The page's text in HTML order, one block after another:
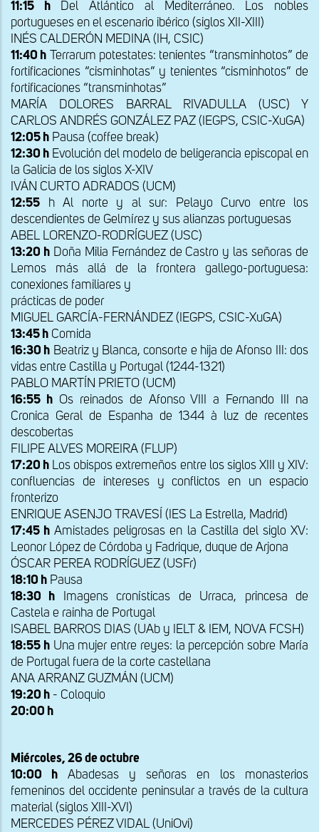
11:15 hDel Atlántico al Mediterráneo. Los nobles
portugueses en el escenario ibérico (siglos XII-XIII)
INÉS CALDERÓN MEDINA (IH, CSIC)
11:40 h Terrarum potestates: tenientes “transminhotos” de
fortificaciones “cisminhotas” y tenientes “cisminhotos” de
fortificaciones “transminhotas”
MARÍA DOLORES BARRAL RIVADULLA (USC) Y
CARLOS ANDRÉS GONZÁLEZ PAZ (IEGPS, CSIC-XuGA)
12:05 h Pausa (coffee break)
12:30 h Evolución del modelo de beligerancia episcopal en
la Galicia de los siglos X-XIV
IVÁN CURTO ADRADOS (UCM)
12:55 h Al norte y al sur: Pelayo Curvo entre los
descendientes de Gelmírez y sus alianzas portuguesas
ABEL LORENZO-RODRÍGUEZ (USC)
13:20 hDoña Milia Fernández de Castro y las señoras de
Lemos más allá de la frontera gallego-portuguesa:
conexiones familiares y
prácticas de poder
MIGUEL GARCÍA-FERNÁNDEZ (IEGPS, CSIC-XuGA)
13:45 h Comida
16:30 h Beatriz y Blanca, consorte e hija de Afonso III: dos
vidas entre Castilla y Portugal (1244-1321)
PABLO MARTÍN PRIETO (UCM)
16:55 hOs reinados de Afonso VIII a Fernando III na
Cronica Geral de Espanha de 1344 à luz de recentes
descobertas
FILIPE ALVES MOREIRA (FLUP)
17:20 h Los obispos extremeños entre los siglos XIII y XIV:
confluencias de intereses y conflictos en un espacio
fronterizo
ENRIQUE ASENJO TRAVESÍ (IES La Estrella, Madrid)
17:45 h Amistades peligrosas en la Castilla del siglo XV:
Leonor López de Córdoba y Fadrique, duque de Arjona
ÓSCAR PEREA RODRÍGUEZ (USFr)
18:10 h Pausa
18:30 h Imagens cronísticas de Urraca, princesa de
Castela e rainha de Portugal
ISABEL BARROS DIAS (UAb y IELT & IEM, NOVA FCSH)
18:55 hUna mujer entre reyes: la percepción sobre María
de Portugal fuera de la corte castellana
ANA ARRANZ GUZMÁN (UCM)
19:20 h - Coloquio
20:00 h
Miércoles, 26 de octubre
10:00 h Abadesas y señoras en los monasterios
femeninos del occidente peninsular a través de la cultura
material (siglos XIII-XVI)
MERCEDES PÉREZ VIDAL (UniOvi)